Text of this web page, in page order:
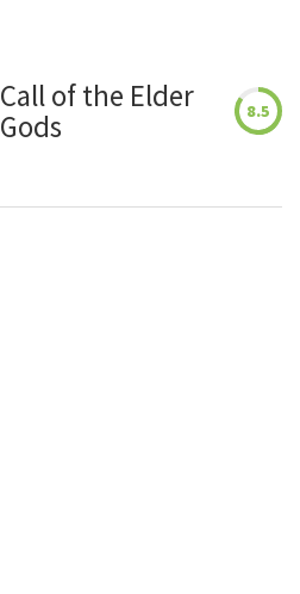
Call of the Elder
Gods
8.5